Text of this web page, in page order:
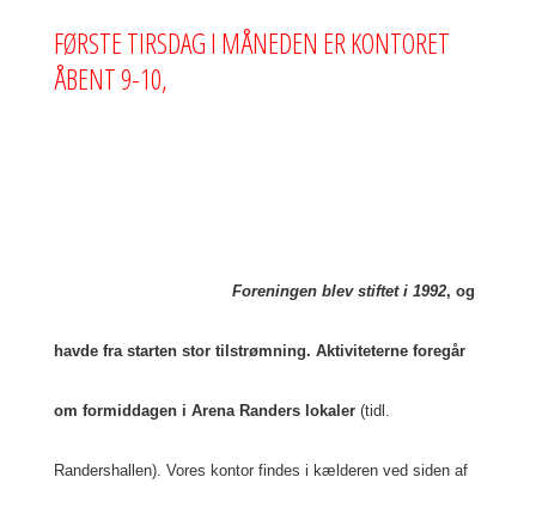
FØRSTE TIRSDAG I MÅNEDEN ER KONTORET
ÅBENT 9-10,
Foreningen blev stiftet i 1992, og
havde fra starten stor tilstrømning. Aktiviteterne foregår
om formiddagen i Arena Randers lokaler (tidl.
Randershallen). Vores kontor findes i kælderen ved siden af